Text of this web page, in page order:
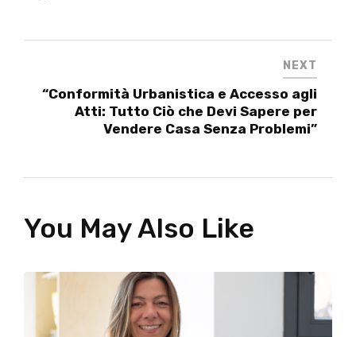
NEXT
“Conformità Urbanistica e Accesso agli
Atti: Tutto Ciò che Devi Sapere per
Vendere Casa Senza Problemi”
You May Also Like